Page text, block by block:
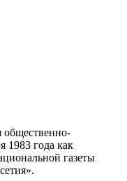
1983 года как
газеты